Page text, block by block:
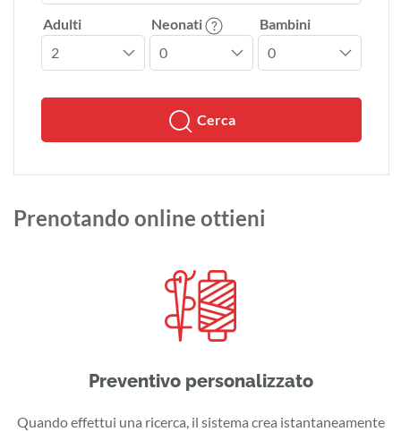
Adulti Neonati Bambini
Cerca
Prenotando online ottieni
Preventivo personalizzato
Quando effettui una ricerca, il sistema crea istantaneamente